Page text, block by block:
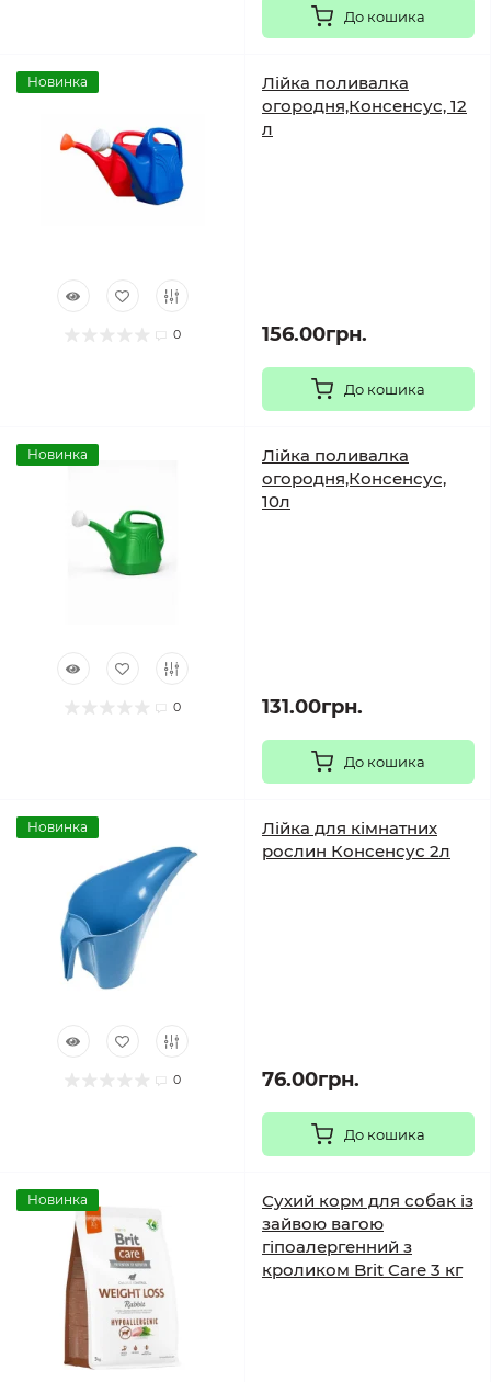
До кошика
Новинка
0
Лійка поливалка
огородня,Консенсус, 12
л
156.00грн.
До кошика
Новинка
0
Лійка поливалка
огородня,Консенсус,
10л
131.00грн.
До кошика
Новинка
0
Лійка для кімнатних
рослин Консенсус 2л
76.00грн.
До кошика
Новинка
Сухий корм для собак із
зайвою вагою
гіпоалергенний з
кроликом Brit Care 3 кг